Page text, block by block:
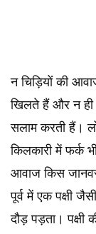
न चिड़ियों की
खिलते हैं और न ही
सलाम करती हैं।
किलकारी में फर्क
आवाज किस
पूर्व में एक पक्षी
दौड़ पड़ता। पक्षी